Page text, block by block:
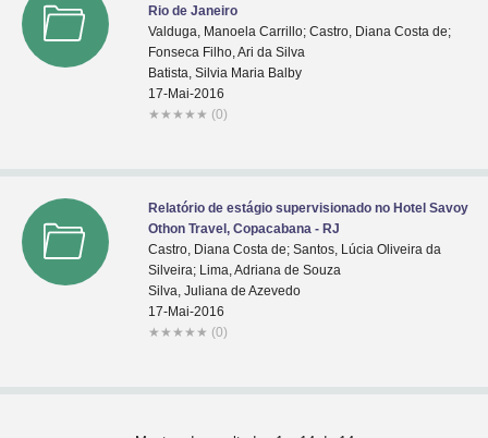
Rio de Janeiro
Valduga, Manoela Carrillo; Castro, Diana Costa de;
Fonseca Filho, Ari da Silva
Batista, Silvia Maria Balby
17-Mai-2016
★ ★ ★ ★ ★ (0)
Relatório de estágio supervisionado no Hotel Savoy
Othon Travel, Copacabana - RJ
Castro, Diana Costa de; Santos, Lúcia Oliveira da
Silveira; Lima, Adriana de Souza
Silva, Juliana de Azevedo
17-Mai-2016
★ ★ ★ ★ ★ (0)